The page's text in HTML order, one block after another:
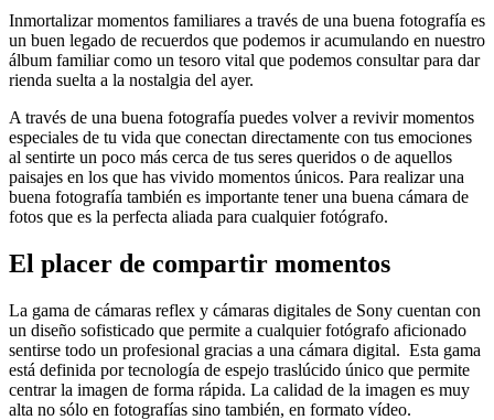
Inmortalizar momentos familiares a través de una buena fotografía es
un buen legado de recuerdos que podemos ir acumulando en nuestro
álbum familiar como un tesoro vital que podemos consultar para dar
rienda suelta a la nostalgia del ayer.
A través de una buena fotografía puedes volver a revivir momentos
especiales de tu vida que conectan directamente con tus emociones
al sentirte un poco más cerca de tus seres queridos o de aquellos
paisajes en los que has vivido momentos únicos. Para realizar una
buena fotografía también es importante tener una buena cámara de
fotos que es la perfecta aliada para cualquier fotógrafo.
El placer de compartir momentos
La gama de cámaras reflex y cámaras digitales de Sony cuentan con
un diseño sofisticado que permite a cualquier fotógrafo aficionado
sentirse todo un profesional gracias a una cámara digital. Esta gama
está definida por tecnología de espejo traslúcido único que permite
centrar la imagen de forma rápida. La calidad de la imagen es muy
alta no sólo en fotografías sino también, en formato vídeo.